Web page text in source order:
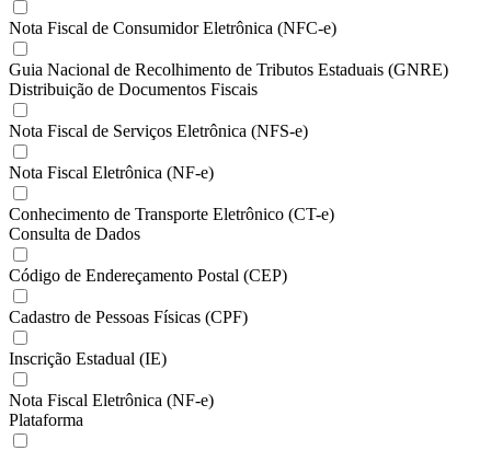
Nota Fiscal de Consumidor Eletrônica (NFC-e)
Guia Nacional de Recolhimento de Tributos Estaduais (GNRE)
Distribuição de Documentos Fiscais
Nota Fiscal de Serviços Eletrônica (NFS-e)
Nota Fiscal Eletrônica (NF-e)
Conhecimento de Transporte Eletrônico (CT-e)
Consulta de Dados
Código de Endereçamento Postal (CEP)
Cadastro de Pessoas Físicas (CPF)
Inscrição Estadual (IE)
Nota Fiscal Eletrônica (NF-e)
Plataforma